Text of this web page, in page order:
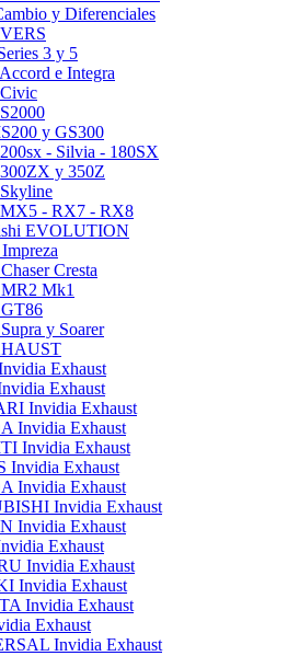
y Diferenciales
3 y 5
e Integra
y GS300
- Silvia - 180SX
y 350Z
- RX7 - RX8
EVOLUTION
Cresta
Mk1
y Soarer
Exhaust
Exhaust
Invidia Exhaust
Invidia Exhaust
Invidia Exhaust
Invidia Exhaust
Invidia Exhaust
Invidia Exhaust
Invidia Exhaust
Exhaust
Invidia Exhaust
Invidia Exhaust
Invidia Exhaust
Exhaust
Invidia Exhaust